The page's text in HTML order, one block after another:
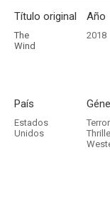
Título original
The
Wind
Año
2018
País
Estados
Unidos
Terror